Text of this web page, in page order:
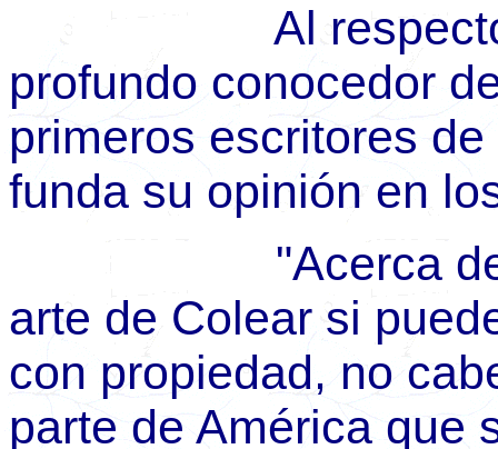
Al respecto
profundo conocedor
primeros escritores
funda su opinión en
"Acerca de
arte de Colear si
con propiedad, no
parte de América que